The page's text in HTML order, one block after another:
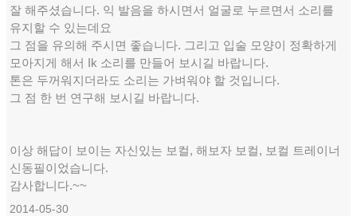
잘 해주셨습니다. 익 발음을 하시면서 얼굴로 누르면서 소리를
유지할 수 있는데요
그 점을 유의해 주시면 좋습니다. 그리고 입술 모양이 정확하게
모아지게 해서 Ik 소리를 만들어 보시길 바랍니다.
톤은 두꺼워지더라도 소리는 가벼워야 할 것입니다.
그 점 한 번 연구해 보시길 바랍니다.
이상 해답이 보이는 자신있는 보컬, 해보자 보컬, 보컬 트레이너
신동필이었습니다.
감사합니다.~~
2014-05-30